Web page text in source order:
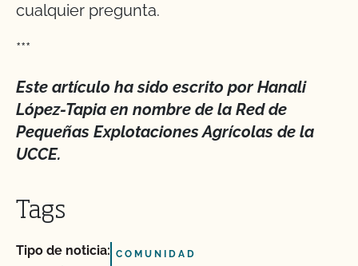
cualquier pregunta.
***
Este artículo ha sido escrito por Hanali
López-Tapia en nombre de la Red de
Pequeñas Explotaciones Agrícolas de la
UCCE.
Tags
Tipo de noticia: COMUNIDAD